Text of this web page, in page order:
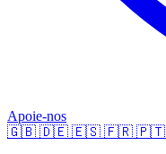
Apoie-nos
🇬🇧 🇩🇪 🇪🇸 🇫🇷 🇵🇹